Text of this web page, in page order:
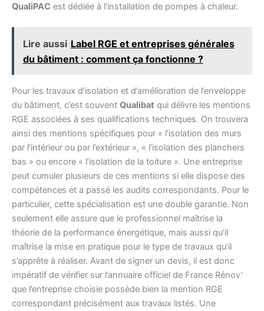
QualiPAC est dédiée à l’installation de pompes à chaleur.
Lire aussi Label RGE et entreprises générales
du bâtiment : comment ça fonctionne ?
Pour les travaux d’isolation et d’amélioration de l’enveloppe
du bâtiment, c’est souvent Qualibat qui délivre les mentions
RGE associées à ses qualifications techniques. On trouvera
ainsi des mentions spécifiques pour « l’isolation des murs
par l’intérieur ou par l’extérieur », « l’isolation des planchers
bas » ou encore « l’isolation de la toiture ». Une entreprise
peut cumuler plusieurs de ces mentions si elle dispose des
compétences et a passé les audits correspondants. Pour le
particulier, cette spécialisation est une double garantie. Non
seulement elle assure que le professionnel maîtrise la
théorie de la performance énergétique, mais aussi qu’il
maîtrise la mise en pratique pour le type de travaux qu’il
s’apprête à réaliser. Avant de signer un devis, il est donc
impératif de vérifier sur l’annuaire officiel de France Rénov’
que l’entreprise choisie possède bien la mention RGE
correspondant précisément aux travaux listés. Une